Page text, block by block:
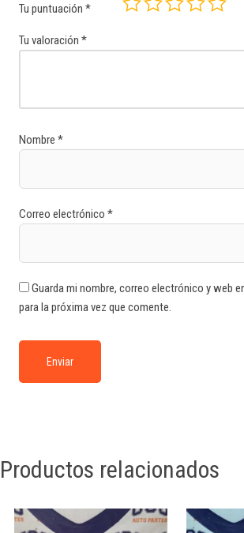
Tu puntuación *
Tu valoración *
Nombre *
Correo electrónico *
Guarda mi nombre, correo electrónico y web
para la próxima vez que comente.
Productos relacionados